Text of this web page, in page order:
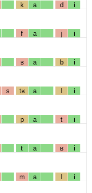
k a d i
f a j i
ʁ a b i
s tʁ a l i
p a t i
t a ʁ i
m a l i